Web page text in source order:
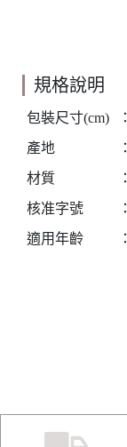
規格說明
包裝尺寸(cm) ：
產地
：
材質
：
核准字號
：
適用年齡
：